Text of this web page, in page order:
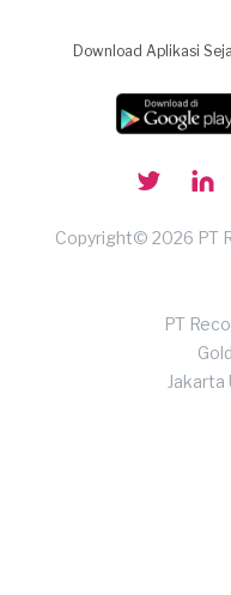
Download Aplikasi
Copyright© 2026 PT
PT
Jakarta